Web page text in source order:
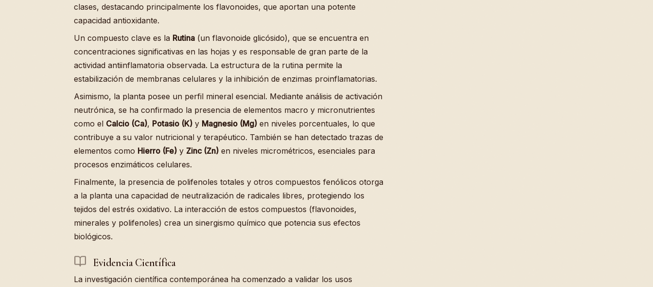
clases, destacando principalmente los flavonoides, que aportan una potente
capacidad antioxidante.
Un compuesto clave es la Rutina (un flavonoide glicósido), que se encuentra en
concentraciones significativas en las hojas y es responsable de gran parte de la
actividad antiinflamatoria observada. La estructura de la rutina permite la
estabilización de membranas celulares y la inhibición de enzimas proinflamatorias.
Asimismo, la planta posee un perfil mineral esencial. Mediante análisis de activación
neutrónica, se ha confirmado la presencia de elementos macro y micronutrientes
como el Calcio (Ca), Potasio (K) y Magnesio (Mg) en niveles porcentuales, lo que
contribuye a su valor nutricional y terapéutico. También se han detectado trazas de
elementos como Hierro (Fe) y Zinc (Zn) en niveles micrométricos, esenciales para
procesos enzimáticos celulares.
Finalmente, la presencia de polifenoles totales y otros compuestos fenólicos otorga
a la planta una capacidad de neutralización de radicales libres, protegiendo los
tejidos del estrés oxidativo. La interacción de estos compuestos (flavonoides,
minerales y polifenoles) crea un sinergismo químico que potencia sus efectos
biológicos.
Evidencia Científica
La investigación científica contemporánea ha comenzado a validar los usos